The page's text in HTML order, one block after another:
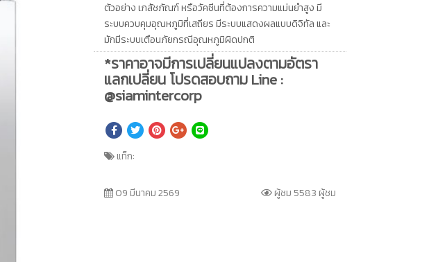
ตัวอย่าง เภสัชภัณฑ์ หรือวัคซีนที่ต้องการความแม่นยำสูง มี
ระบบควบคุมอุณหภูมิที่เสถียร มีระบบแสดงผลแบบดิจิทัล และ
มักมีระบบเตือนภัยกรณีอุณหภูมิผิดปกติ
*ราคาอาจมีการเปลี่ยนแปลงตามอัตรา
แลกเปลี่ยน โปรดสอบถาม Line :
@siamintercorp
แท็ก:
09 มีนาคม 2569 ผู้ชม 5583 ผู้ชม